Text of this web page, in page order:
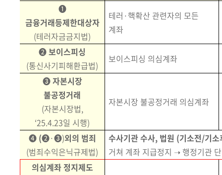
➊
금융거래등제한대상자
(테러자금금지법)
테러·핵확산 관련자의 모든
계좌
➋보이스피싱
(통신사기피해환급법)
보이스피싱 의심계좌
➌자본시장
불공정거래
(자본시장법,
‘25.4.23일 시행)
자본시장 불공정거래 의심계좌
➍(➋·➌)외의 범죄
(범죄수익은닉규제법)
수사기관 수사, 법원 (기소전/기
거쳐 계좌 지급정지 ➝ 행정기관
의심계좌 정지제도